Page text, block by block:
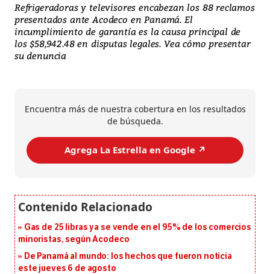
Refrigeradoras y televisores encabezan los 88 reclamos
presentados ante Acodeco en Panamá. El
incumplimiento de garantía es la causa principal de
los $58,942.48 en disputas legales. Vea cómo presentar
su denuncia
Encuentra más de nuestra cobertura en los resultados
de búsqueda.
Agrega La Estrella en Google ↗️
Gas de 25 libras ya se vende en el 95% de los comercios
minoristas, según Acodeco
De Panamá al mundo: los hechos que fueron noticia
este jueves 6 de agosto